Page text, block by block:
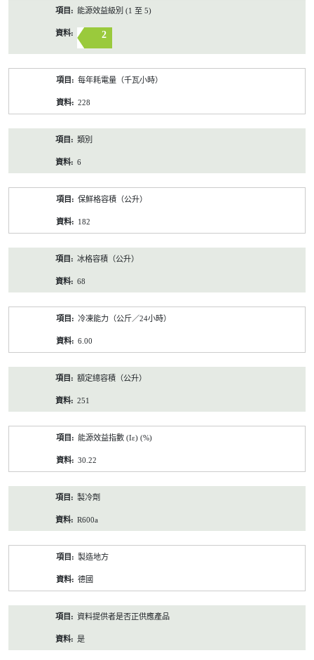
能源效益級別 (1 至 5)
2
每年耗電量（千瓦小時）
228
類別
6
保鮮格容積（公升）
182
冰格容積（公升）
68
冷凍能力（公斤／24小時）
6.00
額定總容積（公升）
251
能源效益指數 (Iε) (%)
30.22
製冷劑
R600a
製造地方
德國
資料提供者是否正供應產品
是